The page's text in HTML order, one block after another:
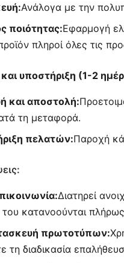
Ανάλογα με την
ποιότητας:Εφαρμογή
πληροί όλες τις
υποστήριξη (1-2
και αποστολή:
τη μεταφορά.
πελατών:Παροχή
Διατηρεί
του κατανοούνται
πρωτοτύπων:
τη διαδικασία